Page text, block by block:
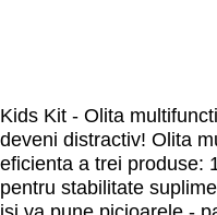
Kids Kit - Olita
deveni distractiv! Olita
eficienta a trei produse:
pentru stabilitate